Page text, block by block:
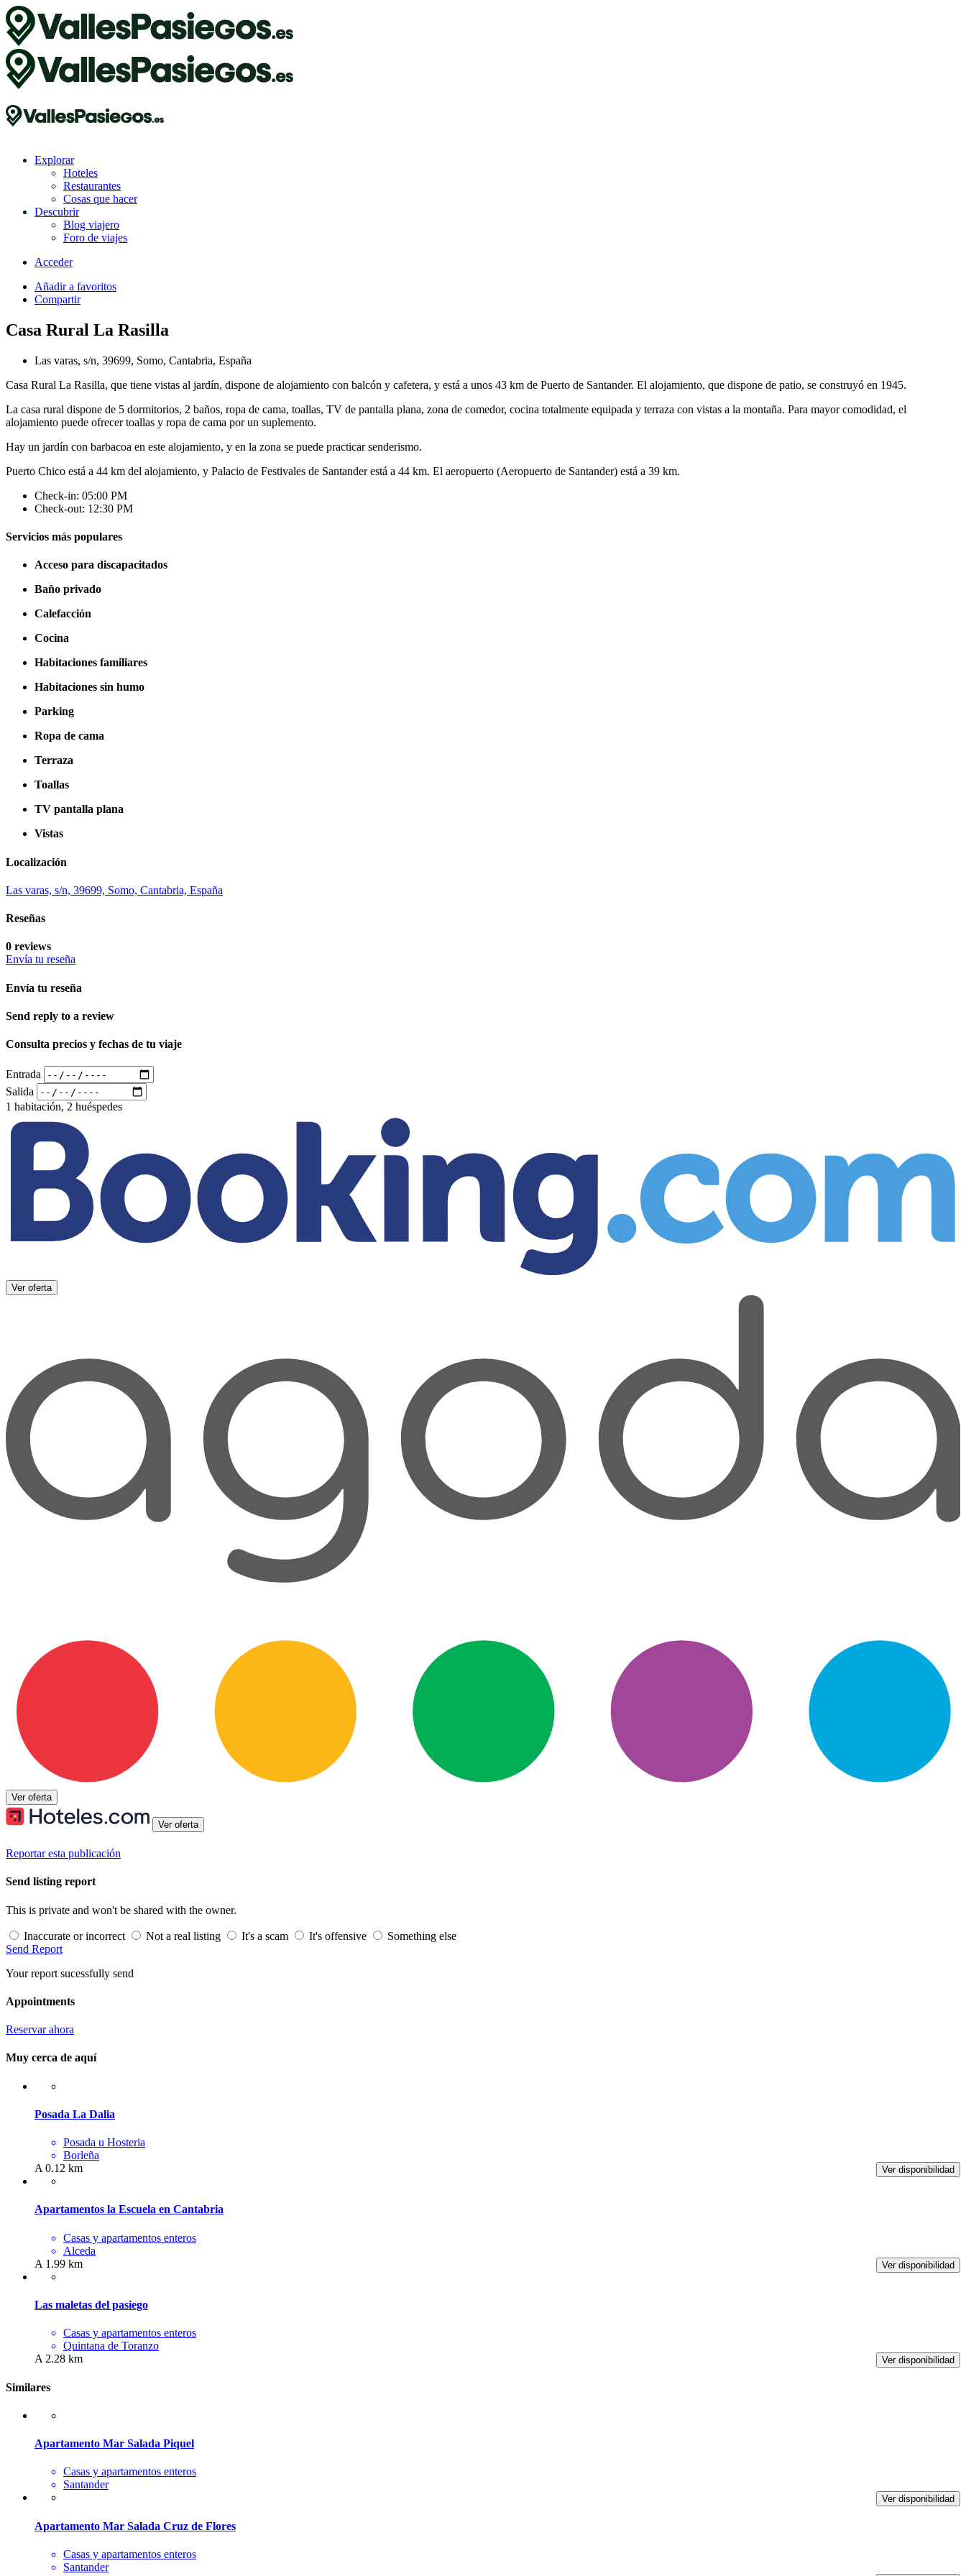
Explorar
Hoteles
Restaurantes
Cosas que hacer
Descubrir
Blog viajero
Foro de viajes
Acceder
Añadir a favoritos
Compartir
Casa Rural La Rasilla
Las varas, s/n, 39699, Somo, Cantabria, España
Casa Rural La Rasilla, que tiene vistas al jardín, dispone de alojamiento con balcón y cafetera, y está a unos 43 km de Puerto de Santander. El alojamiento, que dispone de patio, se construyó en 1945.
La casa rural dispone de 5 dormitorios, 2 baños, ropa de cama, toallas, TV de pantalla plana, zona de comedor, cocina totalmente equipada y terraza con vistas a la montaña. Para mayor comodidad, el
alojamiento puede ofrecer toallas y ropa de cama por un suplemento.
Hay un jardín con barbacoa en este alojamiento, y en la zona se puede practicar senderismo.
Puerto Chico está a 44 km del alojamiento, y Palacio de Festivales de Santander está a 44 km. El aeropuerto (Aeropuerto de Santander) está a 39 km.
Check-in: 05:00 PM
Check-out: 12:30 PM
Servicios más populares
Acceso para discapacitados
Baño privado
Calefacción
Cocina
Habitaciones familiares
Habitaciones sin humo
Parking
Ropa de cama
Terraza
Toallas
TV pantalla plana
Vistas
Localización
Las varas, s/n, 39699, Somo, Cantabria, España
Reseñas
0 reviews
Envía tu reseña
Envía tu reseña
Send reply to a review
Consulta precios y fechas de tu viaje
Entrada
Salida
1 habitación, 2 huéspedes
Ver oferta
Ver oferta
Ver oferta
Reportar esta publicación
Send listing report
This is private and won't be shared with the owner.
Inaccurate or incorrect Not a real listing It's a scam It's offensive
Something else
Send Report
Your report sucessfully send
Appointments
Reservar ahora
Muy cerca de aquí
Posada La Dalia
Posada u Hosteria
Borleña
Ver disponibilidad
A 0.12 km
Apartamentos la Escuela en Cantabria
Casas y apartamentos enteros
Alceda
Ver disponibilidad
A 1.99 km
Las maletas del pasiego
Casas y apartamentos enteros
Quintana de Toranzo
Ver disponibilidad
A 2.28 km
Similares
Apartamento Mar Salada Piquel
Casas y apartamentos enteros
Santander
Ver disponibilidad
Apartamento Mar Salada Cruz de Flores
Casas y apartamentos enteros
Santander